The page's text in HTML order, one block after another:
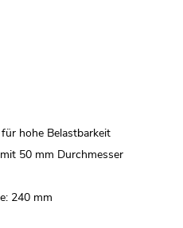
hohe Belastbarkeit
50 mm Durchmesser
240 mm